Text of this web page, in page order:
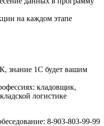
на каждом этапе
знание 1С будет вашим
кладовщик,
логистике
8-903-803-99-99